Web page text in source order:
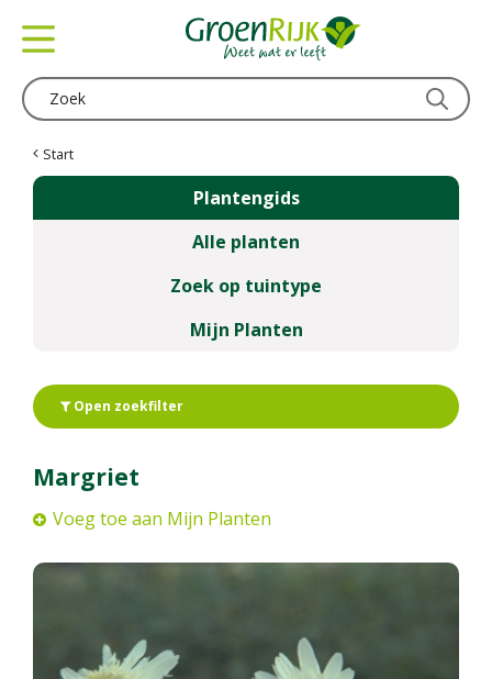
Start
Plantengids
Alle planten
Zoek op tuintype
Mijn Planten
Open zoekfilter
Margriet
Voeg toe aan Mijn Planten